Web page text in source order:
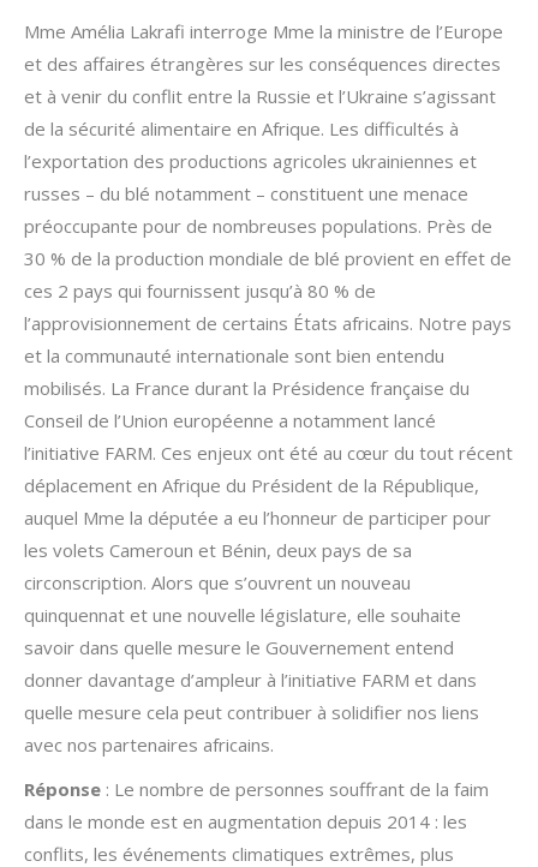
Mme Amélia Lakrafi interroge Mme la ministre de l’Europe
et des affaires étrangères sur les conséquences directes
et à venir du conflit entre la Russie et l’Ukraine s’agissant
de la sécurité alimentaire en Afrique. Les difficultés à
l’exportation des productions agricoles ukrainiennes et
russes – du blé notamment – constituent une menace
préoccupante pour de nombreuses populations. Près de
30 % de la production mondiale de blé provient en effet de
ces 2 pays qui fournissent jusqu’à 80 % de
l’approvisionnement de certains États africains. Notre pays
et la communauté internationale sont bien entendu
mobilisés. La France durant la Présidence française du
Conseil de l’Union européenne a notamment lancé
l’initiative FARM. Ces enjeux ont été au cœur du tout récent
déplacement en Afrique du Président de la République,
auquel Mme la députée a eu l’honneur de participer pour
les volets Cameroun et Bénin, deux pays de sa
circonscription. Alors que s’ouvrent un nouveau
quinquennat et une nouvelle législature, elle souhaite
savoir dans quelle mesure le Gouvernement entend
donner davantage d’ampleur à l’initiative FARM et dans
quelle mesure cela peut contribuer à solidifier nos liens
avec nos partenaires africains.
Réponse : Le nombre de personnes souffrant de la faim
dans le monde est en augmentation depuis 2014 : les
conflits, les événements climatiques extrêmes, plus